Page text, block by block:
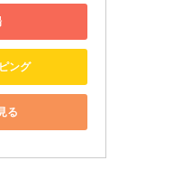
ング
る